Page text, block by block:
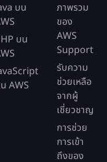
บน
บน
AWS
ภาพรวม
ของ
AWS
Support
รับความ
ช่วยเหลือ
จากผู้
เชี่ยวชาญ
การช่วย
การเข้า
ถึงของ